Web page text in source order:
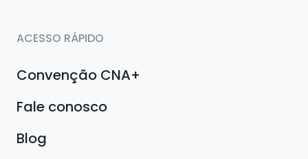
ACESSO RÁPIDO
Convenção CNA+
Fale conosco
Blog